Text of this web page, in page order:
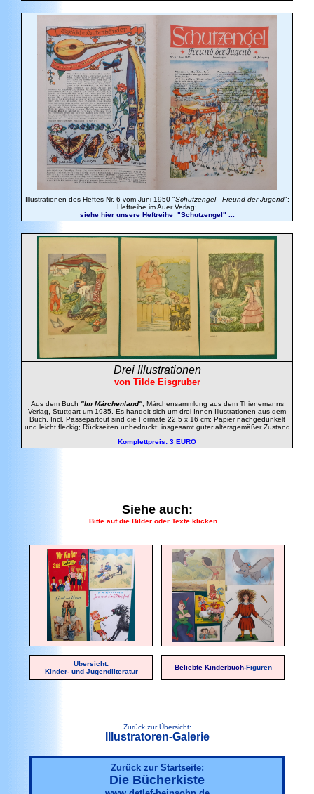
Illustrationen des Heftes Nr. 6 vom Juni 1950 "Schutzengel - Freund der Jugend";
Heftreihe im Auer Verlag;
siehe hier unsere Heftreihe "Schutzengel" ...
Drei Illustrationen
von Tilde Eisgruber
Aus dem Buch "Im Märchenland"; Märchensammlung aus dem Thienemanns
Verlag, Stuttgart um 1935. Es handelt sich um drei Innen-Illustrationen aus dem
Buch. Incl. Passepartout sind die Formate 22,5 x 16 cm; Papier nachgedunkelt
und leicht fleckig; Rückseiten unbedruckt; insgesamt guter altersgemäßer Zustand
Komplettpreis: 3 EURO
Siehe auch:
Bitte auf die Bilder oder Texte klicken ...
Übersicht:
Kinder- und Jugendliteratur
Beliebte Kinderbuch-Figuren
Zurück zur Übersicht:
Illustratoren-Galerie
Zurück zur Startseite:
Die Bücherkiste